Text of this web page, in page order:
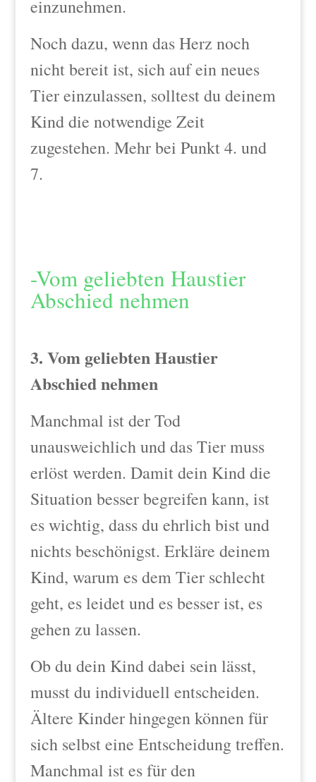
einzunehmen.
Noch dazu, wenn das Herz noch
nicht bereit ist, sich auf ein neues
Tier einzulassen, solltest du deinem
Kind die notwendige Zeit
zugestehen. Mehr bei Punkt 4. und
7.
-Vom geliebten Haustier
Abschied nehmen
3. Vom geliebten Haustier
Abschied nehmen
Manchmal ist der Tod
unausweichlich und das Tier muss
erlöst werden. Damit dein Kind die
Situation besser begreifen kann, ist
es wichtig, dass du ehrlich bist und
nichts beschönigst. Erkläre deinem
Kind, warum es dem Tier schlecht
geht, es leidet und es besser ist, es
gehen zu lassen.
Ob du dein Kind dabei sein lässt,
musst du individuell entscheiden.
Ältere Kinder hingegen können für
sich selbst eine Entscheidung treffen.
Manchmal ist es für den